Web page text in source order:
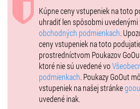
Na vystúpenie Gregorian sa môžete tešiť
Aréne Bratislava.
Kúpne ceny vstupeniek na toto
uhradiť len spôsobmi uvedenými
obchodných podmienkach.
ceny vstupeniek na toto
prostredníctvom Poukazov
ktoré nie sú uvedené vo
podmienkach. Poukazy GoOut
vstupeniek na našej stránke
uvedené inak.